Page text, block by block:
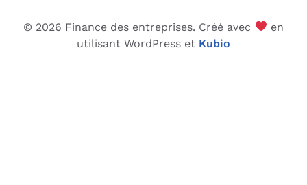
© 2026 Finance des entreprises. Créé avec
en
utilisant WordPress et Kubio